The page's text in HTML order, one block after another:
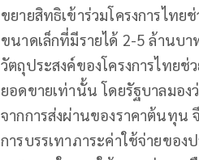
ขยายสิทธิเข้าร่วมโครงการไท
ขนาดเล็กที่มีรายได้ 2-5 ล้านบ
วัตถุประสงค์ของโครงการไทย
ยอดขายเท่านั้น โดยรัฐบาลมอง
จากการส่งผ่านของราคาต้นทุน
การบรรเทาภาระค่าใช้จ่ายขอ